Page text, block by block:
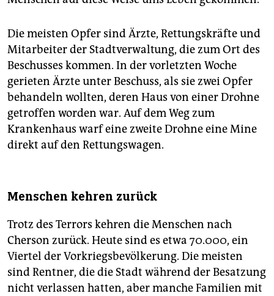
Die meisten Opfer sind Ärzte, Rettungskräfte und
Mitarbeiter der Stadtverwaltung, die zum Ort des
Beschusses kommen. In der vorletzten Woche
gerieten Ärzte unter Beschuss, als sie zwei Opfer
behandeln wollten, deren Haus von einer Drohne
getroffen worden war. Auf dem Weg zum
Krankenhaus warf eine zweite Drohne eine Mine
direkt auf den Rettungswagen.
Menschen kehren zurück
Trotz des Terrors kehren die Menschen nach
Cherson zurück. Heute sind es etwa 70.000, ein
Viertel der Vorkriegsbevölkerung. Die meisten
sind Rentner, die die Stadt während der Besatzung
nicht verlassen hatten, aber manche Familien mit